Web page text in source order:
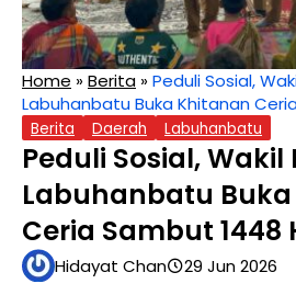
Home »Berita »Peduli Sosial,
Labuhanbatu Buka Khitanan
Berita Daerah Labuhanbatu
Peduli Sosial, Wakil
Labuhanbatu
Ceria Sambut 1448
Hidayat Chan
29 Jun 2026